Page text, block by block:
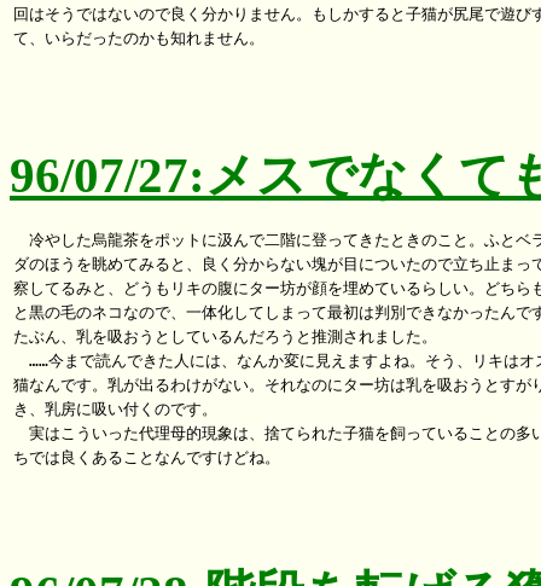
回はそうではないので良く分かりません。もしかすると子猫が尻尾で遊び
て、いらだったのかも知れません。
96/07/27:メスでなくて
冷やした烏龍茶をポットに汲んで二階に登ってきたときのこと。ふとベ
ダのほうを眺めてみると、良く分からない塊が目についたので立ち止まっ
察してるみと、どうもリキの腹にター坊が顔を埋めているらしい。どちら
と黒の毛のネコなので、一体化してしまって最初は判別できなかったんで
たぶん、乳を吸おうとしているんだろうと推測されました。
……今まで読んできた人には、なんか変に見えますよね。そう、リキはオ
猫なんです。乳が出るわけがない。それなのにター坊は乳を吸おうとすが
き、乳房に吸い付くのです。
実はこういった代理母的現象は、捨てられた子猫を飼っていることの多
ちでは良くあることなんですけどね。